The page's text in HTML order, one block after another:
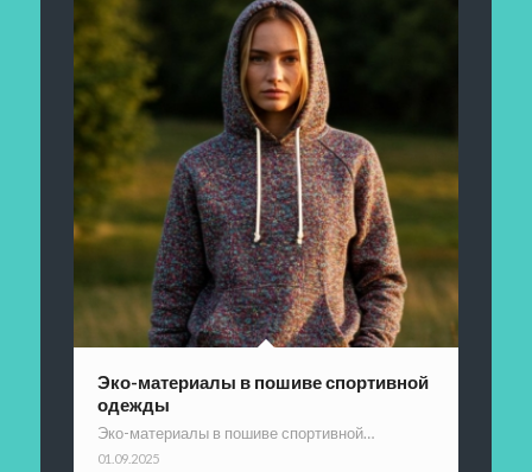
Эко-материалы в пошиве спортивной
одежды
Эко-материалы в пошиве спортивной…
01.09.2025